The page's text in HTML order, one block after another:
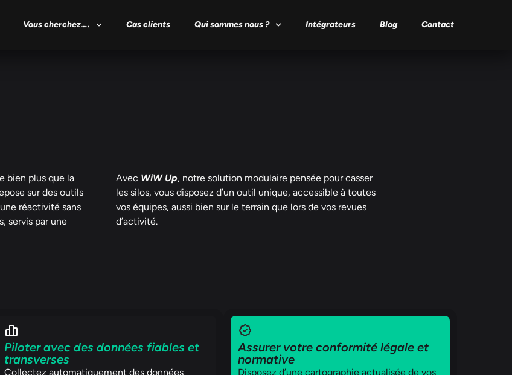
Vous cherchez…. Cas clients Qui sommes nous ? Intégrateurs Blog Contact
bien plus que la
sur des outils
réactivité sans
servis par une
Avec WiW Up, notre solution modulaire pensée pour casser
les silos, vous disposez d’un outil unique, accessible à toutes
vos équipes, aussi bien sur le terrain que lors de vos revues
d’activité.
Piloter avec des données fiables et
transverses
Collectez automatiquement des données
Assurer votre conformité légale et
normative
Disposez d’une cartographie actualisée de vos